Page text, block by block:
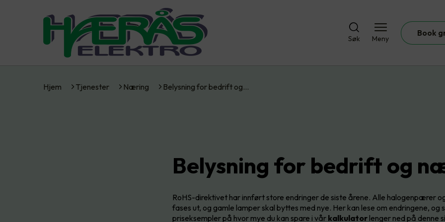
Søk Meny
Book
Hjem Tjenester Næring Belysning for bedrift og…
Belysning for bedrift og
RoHS-direktivet har innført store endringer de siste årene. Alle halogenpærer
fases ut, og gamle lamper skal byttes med nye. Her kan lese om endringene, og
priseksempler på hvor mye du kan spare i vår kalkulatorlenger ned på denne